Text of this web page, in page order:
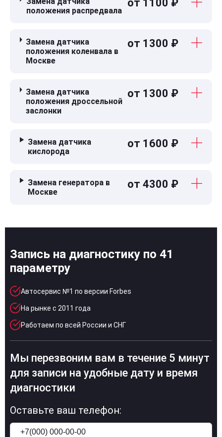
положения распредвала
от 1100 ₽
Замена датчика
положения коленвала в
Москве
от 1300 ₽
Замена датчика
положения дроссельной
заслонки
от 1300 ₽
Замена датчика
кислорода
от 1600 ₽
Замена генератора в
Москве
от 4300 ₽
Запись на диагностику по 41
параметру
Автосервис №1 по версии Forbes
На рынке с 2011 года
Работаем по всей России и СНГ
Мы перезвоним вам в течение 5 минут
для записи на удобные дату и время
диагностики
Оставьте ваш телефон: